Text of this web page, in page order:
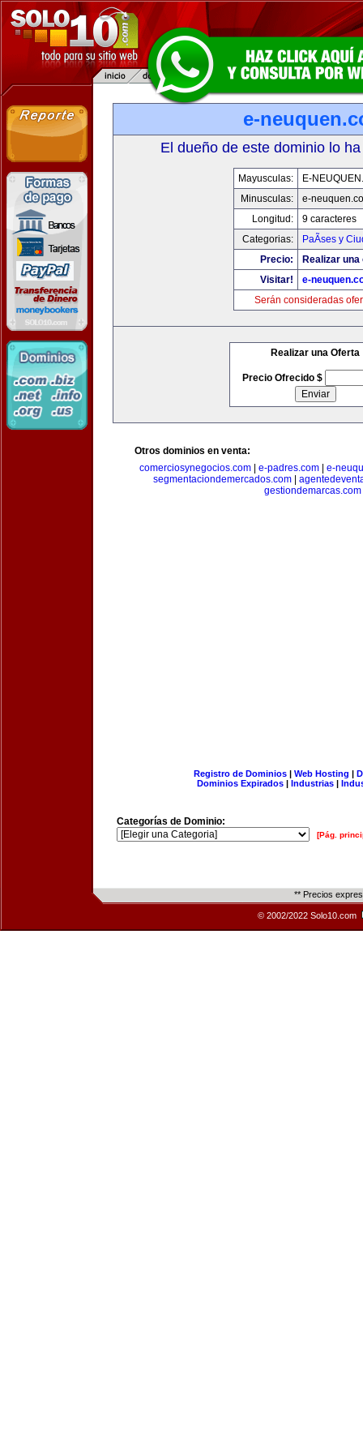
e-
El dueño de este dominio lo
Mayusculas:
E-
Minusculas:
e-
Longitud:
9 caracteres
Categorias:
PaÃ­ses y
Precio:
Realizar
Visitar!
e-
Serán consideradas
Realizar una Oferta
Precio Ofrecido $
Otros dominios en venta:
comerciosynegocios.com| e-padres.com| e-
segmentaciondemercados.com
gestiondemarcas.com
Registro de Dominios| Web Hosting |
Dominios Expirados | Industrias |
Categorías de Dominio:
[Pág.
** Precios
© 2002/2022 Solo10.com